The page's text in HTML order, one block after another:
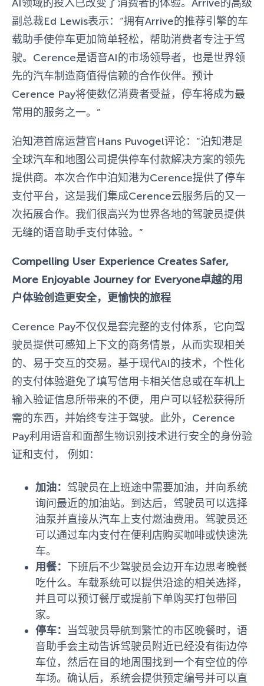
AI领域的投入已改变了消费者的体验。Arrive的高级
副总裁Ed Lewis表示：“拥有Arrive的推荐引擎的车
载助手使停车更加简单轻松，帮助消费者专注于驾
驶。Cerence是语音AI的市场领导者，也是世界领
先的汽车制造商值得信赖的合作伙伴。预计
Cerence Pay将使数亿消费者受益，停车将成为最
常用的服务之一。”
泊知港首席运营官Hans Puvogel评论：“泊知港是
全球汽车和地图公司提供停车付款解决方案的领先
提供商。本次合作中泊知港为Cerence提供了停车
支付平台，这是我们集成Cerence云服务后的又一
次拓展合作。我们很高兴为世界各地的驾驶员提供
无缝的语音助手支付体验。”
Compelling User Experience Creates Safer,
More Enjoyable Journey for Everyone卓越的用
户体验创造更安全，更愉快的旅程
Cerence Pay不仅仅是套完整的支付体系，它向驾
驶员提供可感知上下文的商务情景，从而实现相关
的、易于交互的交易。 基于现代AI的技术，个性化
的支付体验避免了填写信用卡相关信息或在车机上
输入验证信息所带来的不便，用户可以轻松获得所
需的东西，并始终专注于驾驶。 此外，Cerence
Pay利用语音和面部生物识别技术进行安全的身份验
证和支付， 例如：
加油： 驾驶员在上班途中需要加油，并向系统
询问最近的加油站。到达后，驾驶员可以选择
油泵并直接从汽车上支付燃油费用。驾驶员还
可以通过车内支付在便利店购买咖啡或快速洗
车。
用餐： 下班后不少驾驶员会边开车边思考晚餐
吃什么。车载系统可以提供沿途的相关选择，
并且可以预订餐厅或提前下单购买打包带回
家。
停车： 当驾驶员导航到繁忙的市区晚餐时，语
音助手会主动告诉驾驶员附近已经没有街边停
车位，然后在目的地周围找到一个有空位的停
车场。确认后，系统会提供预定编号并可以直